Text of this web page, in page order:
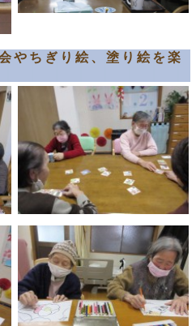
やちぎり絵、塗り絵を楽